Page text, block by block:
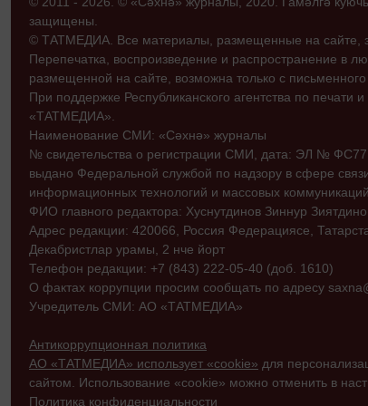
защищены.
© ТАТМЕДИА. Все материалы, размещенные на сайте,
Перепечатка, воспроизведение и распространение в
размещенной на сайте, возможна только с
При поддержке Республиканского агентства по
«ТАТМЕДИА».
Наименование СМИ: «Сәхнә» журналы
№ свидетельства о регистрации СМИ, дата: ЭЛ № ФС77
выдано Федеральной службой по надзору в сфере
информационных технологий и массовых коммуникаций
ФИО главного редактора: Хуснутдинов Зиннур
Адрес редакции: 420066, Россия Федерациясе,
Декабристлар урамы, 2 нче йорт
Телефон редакции: +7 (843) 222-05-40 (доб. 1610)
О фактах коррупции просим сообщать по адресу
Учредитель СМИ: АО «ТАТМЕДИА»
Антикоррупционная политика
АО «ТАТМЕДИА» использует «cookie» для
сайтом. Использование «cookie» можно отменить в
Политика конфиденциальности